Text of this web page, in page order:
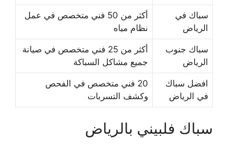
سباك في
الرياض
أكثر من 50 فني متخصص في عمل
نظام مياه
سباك جنوب
الرياض
أكثر من 25 فني متخصص في صيانة
جميع مشاكل السباكة
افضل سباك
في الرياض
20 فني متخصص في الفحص
وكشف التسربات
سباك فلبيني بالرياض